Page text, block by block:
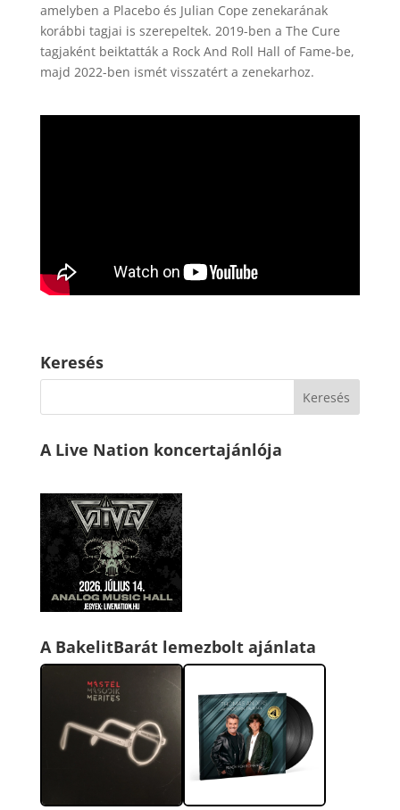
amelyben a Placebo és Julian Cope zenekarának
korábbi tagjai is szerepeltek. 2019-ben a The Cure
tagjaként beiktatták a Rock And Roll Hall of Fame-be,
majd 2022-ben ismét visszatért a zenekarhoz.
Keresés
A Live Nation koncertajánlója
A BakelitBarát lemezbolt ajánlata